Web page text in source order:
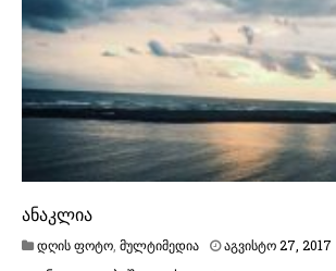
ანაკლია
დღის ფოტო, მულტიმედია აგვისტო 27, 2017